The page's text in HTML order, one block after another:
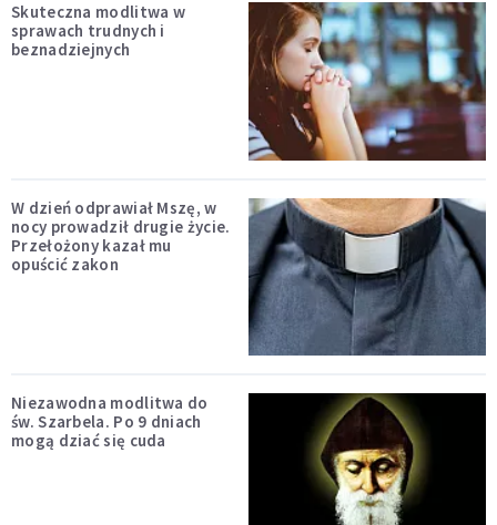
Skuteczna modlitwa w
sprawach trudnych i
beznadziejnych
W dzień odprawiał Mszę, w
nocy prowadził drugie życie.
Przełożony kazał mu
opuścić zakon
Niezawodna modlitwa do
św. Szarbela. Po 9 dniach
mogą dziać się cuda